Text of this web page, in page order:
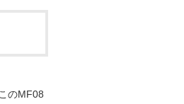
のMF08